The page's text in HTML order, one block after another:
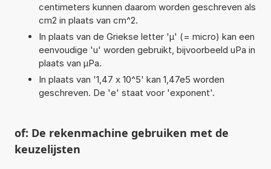
centimeters kunnen daarom worden geschreven als
cm2 in plaats van cm^2.
In plaats van de Griekse letter 'µ' (= micro) kan een
eenvoudige 'u' worden gebruikt, bijvoorbeeld uPa in
plaats van µPa.
In plaats van '1,47 x 10^5' kan 1,47e5 worden
geschreven. De 'e' staat voor 'exponent'.
of: De rekenmachine gebruiken met de
keuzelijsten